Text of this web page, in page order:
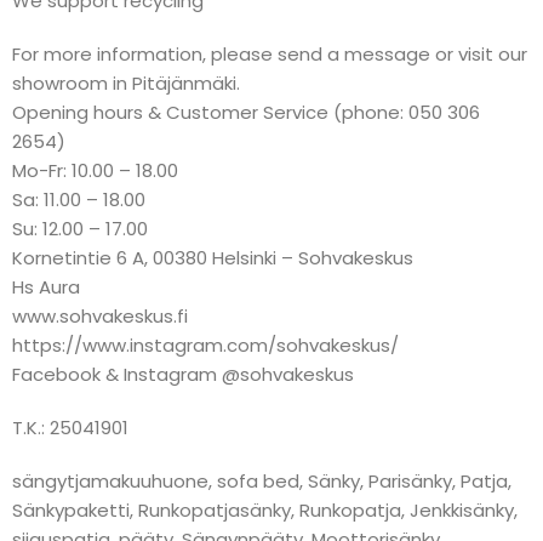
For more information, please send a message or visit our
showroom in Pitäjänmäki.
Opening hours & Customer Service (phone: 050 306
2654)
Mo-Fr: 10.00 – 18.00
Sa: 11.00 – 18.00
Su: 12.00 – 17.00
Kornetintie 6 A, 00380 Helsinki – Sohvakeskus
Hs Aura
www.sohvakeskus.fi
https://www.instagram.com/sohvakeskus/
Facebook & Instagram @sohvakeskus
T.K.: 25041901
sängytjamakuuhuone, sofa bed, Sänky, Parisänky, Patja,
Sänkypaketti, Runkopatjasänky, Runkopatja, Jenkkisänky,